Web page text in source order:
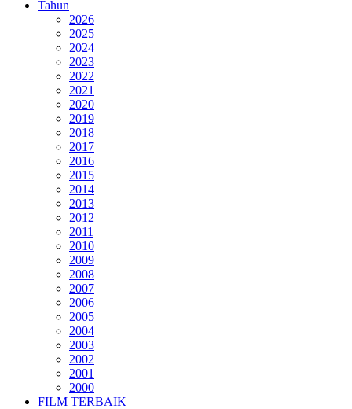
Tahun
2026
2025
2024
2023
2022
2021
2020
2019
2018
2017
2016
2015
2014
2013
2012
2011
2010
2009
2008
2007
2006
2005
2004
2003
2002
2001
2000
FILM TERBAIK